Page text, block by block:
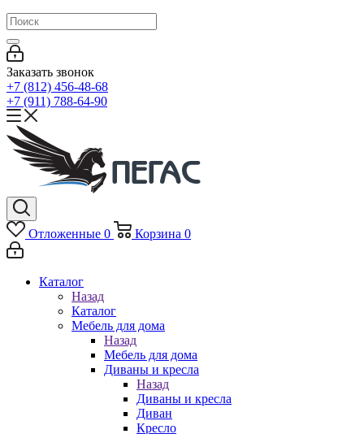
Заказать звонок
+7 (812) 456-48-68
+7 (911) 788-64-90
Отложенные 0 Корзина 0
Каталог
Назад
Каталог
Мебель для дома
Назад
Мебель для дома
Диваны и кресла
Назад
Диваны и кресла
Диван
Кресло